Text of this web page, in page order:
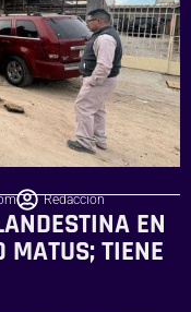
Redaccion
EN
MATUS; TIENE